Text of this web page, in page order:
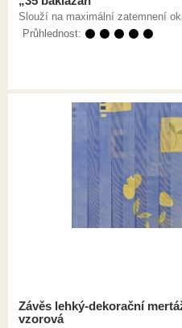
Slouží na maximální zatemnení
Průhlednost: ⚫ ⚫ ⚫ ⚫ ⚫
Závěs lehký-dekorační
vzorová